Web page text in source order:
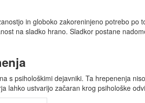
in globoko zakoreninjeno potrebo po
na sladko hrano. Sladkor postane
s psihološkimi dejavniki. Ta hrepenenja
lahko ustvarijo začaran krog psihološke